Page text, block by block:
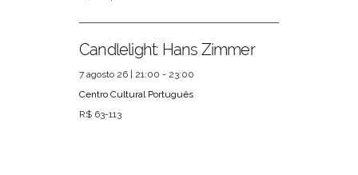
Candlelight: Hans Zimmer
7 agosto 26 | 21:00 - 23:00
Centro Cultural Português
R$ 63-113